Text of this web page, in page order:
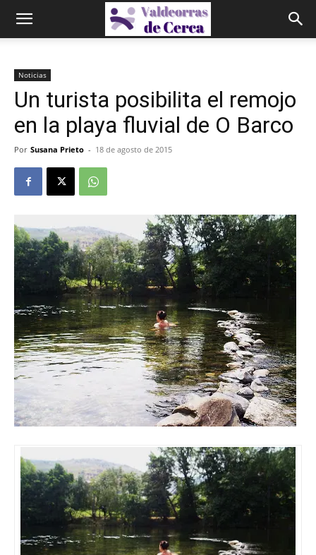
Noticias
Un turista posibilita el remojo
en la playa fluvial de O Barco
Por Susana Prieto - 18 de agosto de 2015